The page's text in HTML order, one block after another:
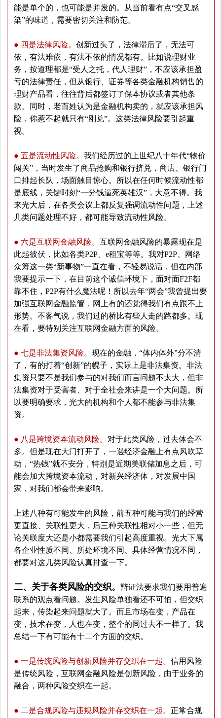
能是单个的，也可能是并发的。从当前看有点“交叉感
染”的味道，需要密切关注和防范。
● 四是法律风险。 创新过头了，法律滞后了，无法可
依，有法难依，有法不依的情况都有。比如说理财业
务，按道理都是“受人之托，代人理财”，不应该承担盈
亏的法律责任，但从银行、证券等各类金融机构销售的
理财产品看，往往背后都签订了保本协议或者其他条
款。同时，老百姓认为是金融机构卖的，就应该承担风
险，你惹不起就只有“刚兑”。这类法律风险要引起重
视。
● 五是流动性风险。 我们经历过的上世纪八十年代“物价
闯关”，当时发生了商品抢购和银行挤兑，商店、银行门
口排起长队，场面触目惊心。所以在任何时候流动性都
是底线，关键时刻“一分钱逼死英雄汉”，大意不得。我
来光大后，在各类会议上都反复强调流动性问题，上述
几类问题处理不好，都可能导致流动性风险。
● 六是互联网金融风险。 互联网金融风险的暴露现在是
此起彼伏，比如各类P2P、e租宝等等。我对P2P、网络
众筹这一类“新事物”一直在看，不轻易说话，但在内部
我要提示一下，在目前这个诚信环境下，面对面F2F都
靠不住，P2P有什么魔法呢！所以去年“两会”我曾提出要
加强互联网金融监管，网上有的还觉得我们有点跟不上
形势。不客气说，我们过的桥比有些人走的路都多。现
在看，要特别关注互联网金融方面的风险。
● 七是非法集资风险。 现在的金融，“体内体外”分不清
了，有的打着“创新”的幌子，实际上是非法集资。非法
集资只要不是我们参与的对我们而言问题不太大，但非
法集资对于受害者、对于全社会来讲是一个大问题。所
以要明确要求，光大的机构和个人都不能参与非法集
资。
● 八是跨境资本流动风险。 对于此类风险，过去体会不
多。但是现在大门打开了，一遇经济金融上有点风吹草
动，“热钱”就不安分，特别是近期美联储加息之后，可
能会加大跨境资本流动，对新兴经济体，对发展中国
家，对我们都会带来影响。
上述八种有可能发生的风险，前五种可能与我们的经营
更直接、关联性更大，后三种关联性相对小一些，但无
论关联度大还是小都需要我们引起高度重视。光大下属
各企业性质不同、所处环境不同、具体经营情况不同，
都要对这几类风险认真排查一下。
二、关于各类风险的交织。 辩证法要求我们要用普遍
联系的观点看问题。发生风险单独看还不可怕，但交织
起来，传染起来问题就大了。而且市场在变，产品在
变，技术在变，人也在变，整个的同过去不一样了。我
总结一下有可能有十二个方面的交织。
● 一是传统风险与创新风险并存交织在一起。 信用风险
是传统风险，互联网金融风险是创新风险，由于业务的
融合，两种风险交织在一起。
● 二是合规风险与违规风险并存交织在一起。 正常合规